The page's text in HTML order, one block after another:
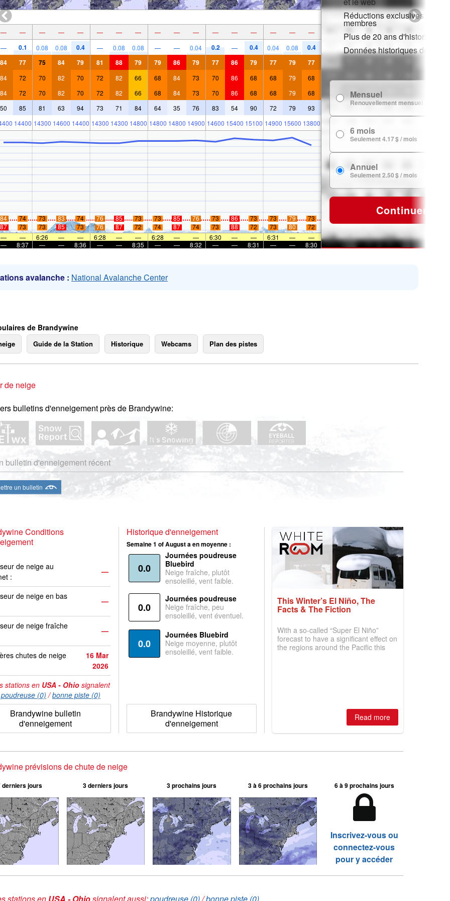
— — — — — — — — — — — — — — — —
—
—
0.1 0.08 0.08 0.4 — 0.08 0.08 — — 0.04 0.2 — 0.4 0.04 0.08
0.4
84
77 75 84 79 81 88 79 79 86 79 77 86 79 77 79 77
84 72 70 82 70 72 82 66 68 84 73 70 86 68 68 79
68
84
72 70 82 70 72 82 66 68 84 73 70 86 68 68 79
68
50
85 81 63 94 73 71 84 64 35 76 83 54 90 72 79
93
14400 14300 14600 14400 14300 14300 14800 14800 14800 14900 14600 15400 15100 14900 15600 13800
84 74 73 83 74 76 85 73 73 85 76 73 86 73 73 79
73
87
73 73 85 73 76 87 72 74 87 74 73 88 72 73 80
72
—
— 6:26 — — 6:28 — — 6:28 — — 6:30 — — 6:31 —
—
—
8:37 — — 8:36 — — 8:35 — — 8:32 — — 8:31 — — 8:30
Réductions exclusives pour
membres
Plus de 20 ans d'historique
Données historiques de neige
Mensuel
Renouvellement mensuel
6 mois
Seulement 4.17 $ / mois
Annuel
Seulement 2.50 $ / mois
Continuer
avalanche : National Avalanche Center
de Brandywine
Guide de la Station Historique Webcams Plan des pistes
de neige
bulletins d'enneigement près de Brandywine:
bulletin d'enneigement récent
un bulletin
Conditions
de neige au
:
—
de neige en bas —
de neige fraîche —
chutes de neige
16 Mar
2026
stations en USA - Ohio signalent
poudreuse (0) /bonne piste (0)
Brandywine bulletin
d'enneigement
Historique d'enneigement
Semaine 1 of August a en moyenne :
0.0
Journées poudreuse
Bluebird
Neige fraîche, plutôt
ensoleillé, vent faible.
0.0
Journées poudreuse
Neige fraîche, peu
ensoleillé, vent éventuel.
0.0
Journées Bluebird
Neige moyenne, plutôt
ensoleillé, vent faible.
Brandywine Historique
d'enneigement
This Winter’s El Niño, The
Facts & The Fiction
With a so-called “Super El Niño”
forecast to have a significant effect on
the regions around the Pacific this
Read more
prévisions de chute de neige
derniers jours 3 derniers jours 3 prochains jours 3 à 6 prochains jours 6 à 9 prochains jours
Inscrivez-vous ou
connectez-vous
pour y accéder